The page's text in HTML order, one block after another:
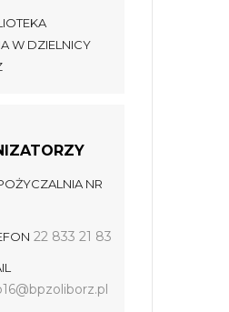
W DZIELNICY
NR
22 833 21 83